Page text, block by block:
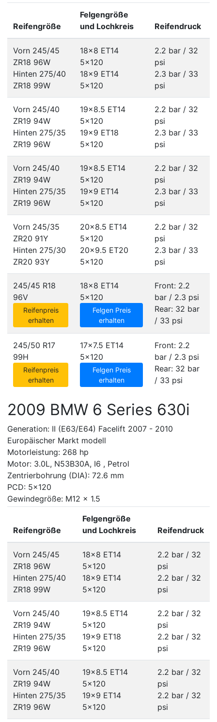
Reifengröße
Felgengröße
und Lochkreis
Reifendruck
Vorn 245/45
ZR18 96W
Hinten 275/40
ZR18 99W
18x8 ET14
5x120
18x9 ET14
5x120
2.2 bar / 32
psi
2.3 bar / 33
psi
Vorn 245/40
ZR19 94W
Hinten 275/35
ZR19 96W
19x8.5 ET14
5x120
19x9 ET18
5x120
2.2 bar / 32
psi
2.3 bar / 33
psi
Vorn 245/40
ZR19 94W
Hinten 275/35
ZR19 96W
19x8.5 ET14
5x120
19x9 ET14
5x120
2.2 bar / 32
psi
2.3 bar / 33
psi
Vorn 245/35
ZR20 91Y
Hinten 275/30
ZR20 93Y
20x8.5 ET14
5x120
20x9.5 ET20
5x120
2.2 bar / 32
psi
2.3 bar / 33
psi
245/45 R18
96V
Reifenpreis
erhalten
18x8 ET14
5x120
Felgen Preis
erhalten
Front: 2.2
bar / 2.3 psi
Rear: 32 bar
/ 33 psi
245/50 R17
99H
Reifenpreis
erhalten
17x7.5 ET14
5x120
Felgen Preis
erhalten
Front: 2.2
bar / 2.3 psi
Rear: 32 bar
/ 33 psi
2009 BMW 6 Series 630i
Generation: II (E63/E64) Facelift 2007 - 2010
Europäischer Markt modell
Motorleistung: 268 hp
Motor: 3.0L, N53B30A, I6 , Petrol
Zentrierbohrung (DIA): 72.6 mm
PCD: 5x120
Gewindegröße: M12 x 1.5
Reifengröße
Felgengröße
und Lochkreis
Reifendruck
Vorn 245/45
ZR18 96W
Hinten 275/40
ZR18 99W
18x8 ET14
5x120
18x9 ET14
5x120
2.2 bar / 32
psi
2.2 bar / 32
psi
Vorn 245/40
ZR19 94W
Hinten 275/35
ZR19 96W
19x8.5 ET14
5x120
19x9 ET18
5x120
2.2 bar / 32
psi
2.2 bar / 32
psi
Vorn 245/40
ZR19 94W
Hinten 275/35
ZR19 96W
19x8.5 ET14
5x120
19x9 ET14
5x120
2.2 bar / 32
psi
2.2 bar / 32
psi